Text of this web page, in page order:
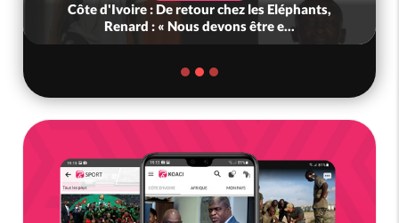
Côte d'Ivoire : De retour chez les Eléphants,
Renard : « Nous devons être e...